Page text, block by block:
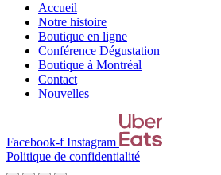
Accueil
Notre histoire
Boutique en ligne
Conférence Dégustation
Boutique à Montréal
Contact
Nouvelles
Facebook-f Instagram
Politique de confidentialité